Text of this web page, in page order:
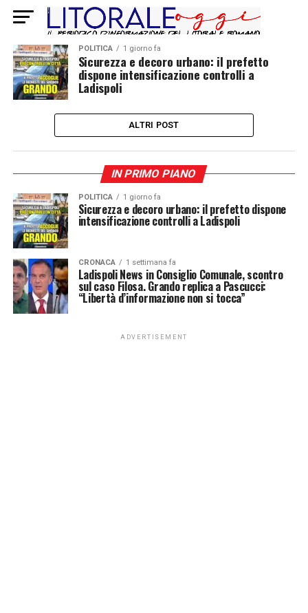
POLITICA 1 giorno fa
Sicurezza e decoro urbano: il prefetto
dispone intensificazione controlli a
Ladispoli
ALTRI POST
IN PRIMO PIANO
POLITICA 1 giorno fa
Sicurezza e decoro urbano: il prefetto dispone
intensificazione controlli a Ladispoli
CRONACA 1 settimana fa
Ladispoli News in Consiglio Comunale, scontro
sul caso Filosa. Grando replica a Pascucci:
“Libertà d’informazione non si tocca”
ADVERTISEMENT